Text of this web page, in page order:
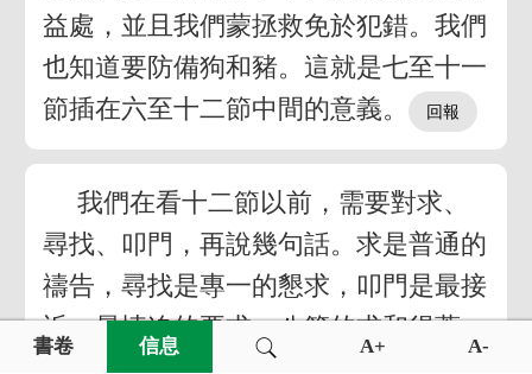
益處，並且我們蒙拯救免於犯錯。我們
也知道要防備狗和豬。這就是七至十一
節插在六至十二節中間的意義。
我們在看十二節以前，需要對求、
尋找、叩門，再說幾句話。求是普通的
禱告，尋找是專一的懇求，叩門是最接
近、最情迫的要求。八節的求和得著，
書卷 信息 A+ A-